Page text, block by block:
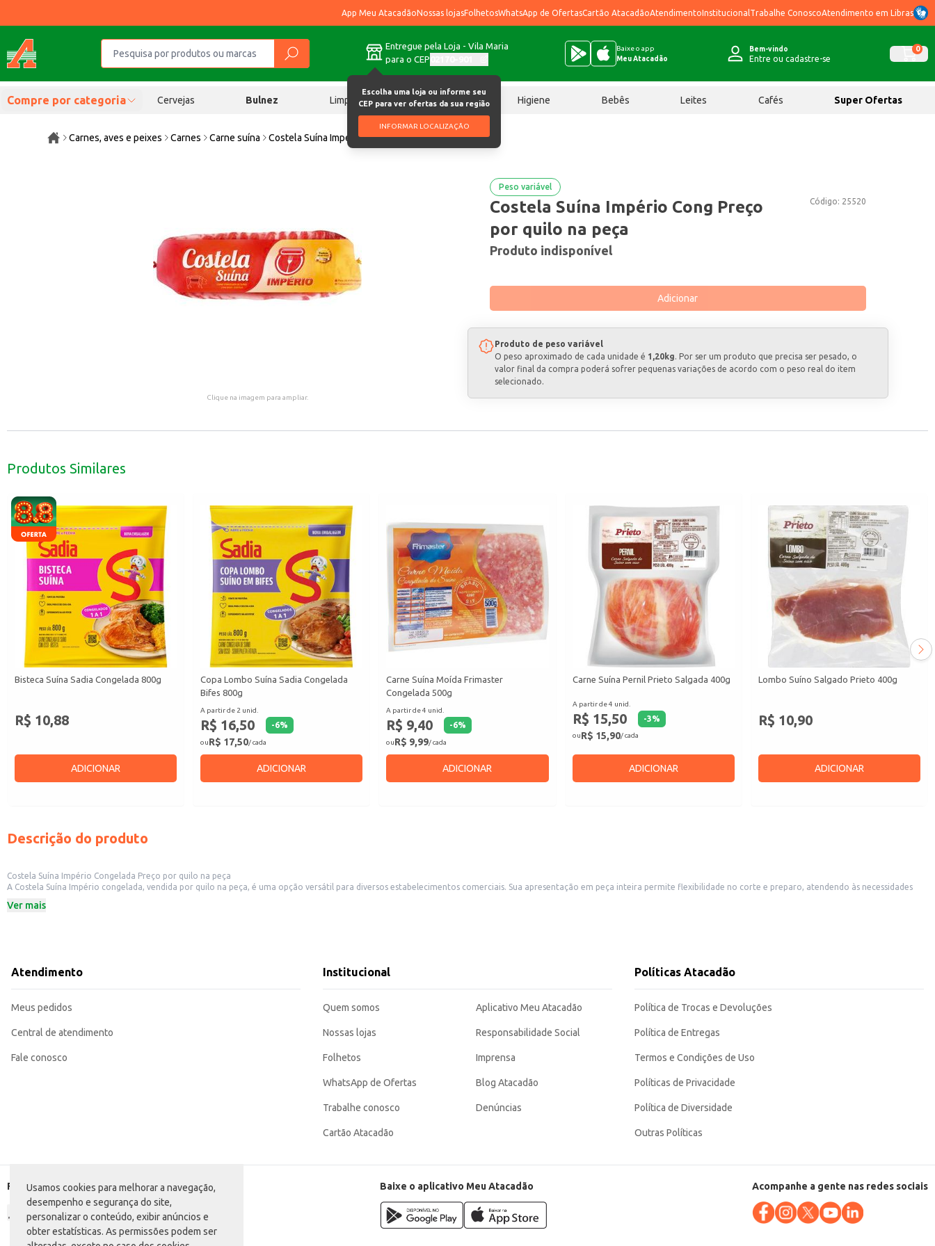
Usamos cookies para melhorar a navegação,
desempenho e segurança do site,
personalizar o conteúdo, exibir anúncios e
obter estatísticas. As permissões podem ser
App Meu AtacadãoNossas lojasFolhetosWhatsApp de OfertasCartão AtacadãoAtendimentoInstitucional Trabalhe ConoscoAtendimento em Libras
Entregue pela Loja - Vila Maria
para o CEP
Escolha uma loja ou informe seu
CEP para ver ofertas da sua região
INFORMAR LOCALIZAÇÃO
Baixe o app
Meu Atacadão
Bem-vindo
Entre ou cadastre-se
0
Compre por categoria Cervejas Bulnez Limpeza Chocolates Higiene Bebês Leites Cafés Super Ofertas
Carnes, aves e peixes Carnes Carne suína Costela Suína Império Cong Preço por quilo na peça
Clique na imagem para ampliar.
Peso variável
Código: 25520
Costela Suína Império Cong Preço
por quilo na peça
Produto indisponível
Adicionar
Produto de peso variável
O peso aproximado de cada unidade é 1,20kg. Por ser um produto que precisa ser pesado, o
valor final da compra poderá sofrer pequenas variações de acordo com o peso real do item
selecionado.
Produtos Similares
Bisteca Suína Sadia Congelada 800g
R$ 10,88
ADICIONAR
Copa Lombo Suína Sadia Congelada
Bifes 800g
A partir de 2 unid.
R$ 16,50 -6%
ouR$ 17,50/ cada
ADICIONAR
Carne Suína Moída Frimaster
Congelada 500g
A partir de 4 unid.
R$ 9,40 -6%
ouR$ 9,99/ cada
ADICIONAR
Carne Suína Pernil Prieto Salgada 400g
A partir de 4 unid.
R$ 15,50 -3%
ouR$ 15,90/ cada
ADICIONAR
Lombo Suíno Salgado Prieto 400g
R$ 10,90
ADICIONAR
Descrição do produto
Costela Suína Império Congelada Preço por quilo na peça
A Costela Suína Império congelada, vendida por quilo na peça, é uma opção versátil para diversos estabelecimentos comerciais. Sua apresentação em peça inteira permite flexibilidade no corte e preparo, atendendo às necessidades
manuseio.
A Costela Suína Império congelada oferece um produto de qualidade, pronto para ser comercializado ou utilizado no preparo de diversos pratos, garantindo praticidade e rendimento para o seu negócio.
Marca: Império
Categoria: Carne suína
Ver mais
Atendimento
Meus pedidos
Central de atendimento
Fale conosco
Institucional
Quem somos
Nossas lojas
Folhetos
WhatsApp de Ofertas
Trabalhe conosco
Cartão Atacadão
Aplicativo Meu Atacadão
Responsabilidade Social
Imprensa
Blog Atacadão
Denúncias
Políticas Atacadão
Política de Trocas e Devoluções
Política de Entregas
Termos e Condições de Uso
Políticas de Privacidade
Política de Diversidade
Outras Políticas
Formas de pagamento Baixe o aplicativo Meu Atacadão Acompanhe a gente nas redes sociais